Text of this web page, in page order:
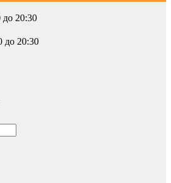
до 20:30
до 20:30